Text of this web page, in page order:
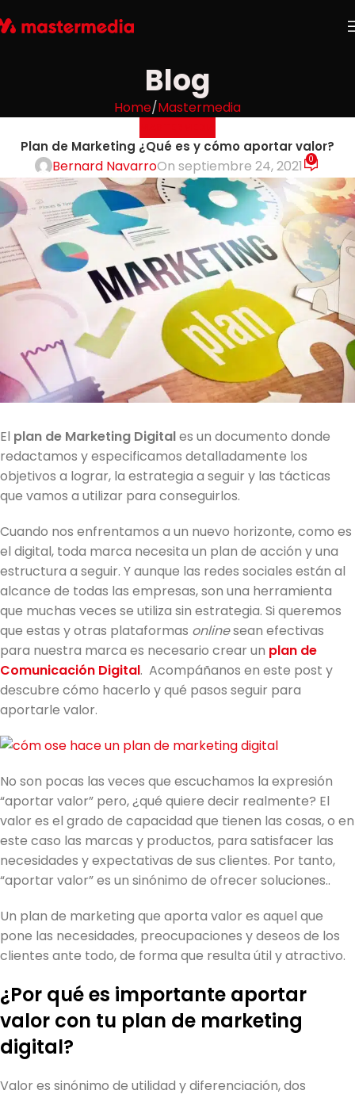
Blog
Home Mastermedia
Plan de Marketing ¿Qué es y cómo aportar valor?
Bernard NavarroOn septiembre 24, 2021 0
El plan de Marketing Digitales un documento donde
redactamos y especificamos detalladamente los
objetivos a lograr, la estrategia a seguir y las tácticas
que vamos a utilizar para conseguirlos.
Cuando nos enfrentamos a un nuevo horizonte, como es
el digital, toda marca necesita un plan de acción y una
estructura a seguir. Y aunque las redes sociales están al
alcance de todas las empresas, son una herramienta
que muchas veces se utiliza sin estrategia. Si queremos
que estas y otras plataformas onlinesean efectivas
para nuestra marca es necesario crear un plan de
Comunicación Digital. Acompáñanos en este post y
descubre cómo hacerlo y qué pasos seguir para
aportarle valor.
No son pocas las veces que escuchamos la expresión
“aportar valor” pero, ¿qué quiere decir realmente? El
valor es el grado de capacidad que tienen las cosas, o en
este caso las marcas y productos, para satisfacer las
necesidades y expectativas de sus clientes. Por tanto,
“aportar valor” es un sinónimo de ofrecer soluciones..
Un plan de marketing que aporta valor es aquel que
pone las necesidades, preocupaciones y deseos de los
clientes ante todo, de forma que resulta útil y atractivo.
¿Por qué es importante aportar
valor con tu plan de marketing
digital?
Valor es sinónimo de utilidad y diferenciación, dos